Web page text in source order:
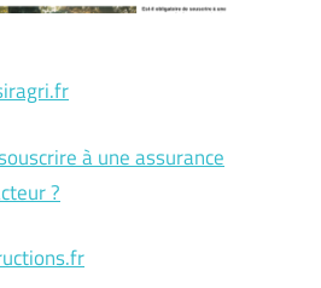
à une assurance
?